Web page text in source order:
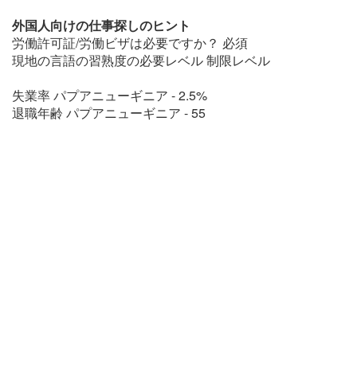
外国人向けの仕事探しのヒント
労働許可証/労働ビザは必要ですか？ 必須
現地の言語の習熟度の必要レベル 制限レベル
失業率 パプアニューギニア - 2.5%
退職年齢 パプアニューギニア - 55